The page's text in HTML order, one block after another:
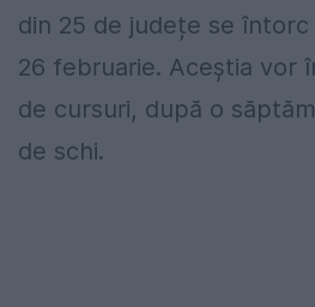
din 25 de județe se întorc
26 februarie. Aceștia vor
de cursuri, după o
de schi.